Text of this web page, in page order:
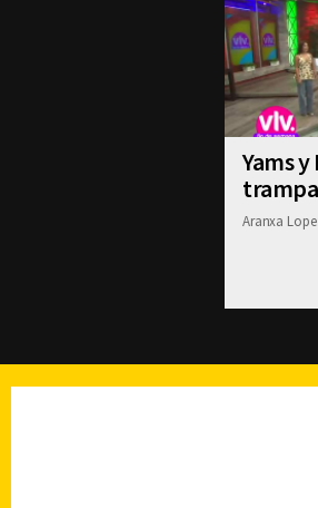
Yams
Aranxa
DERECHOS